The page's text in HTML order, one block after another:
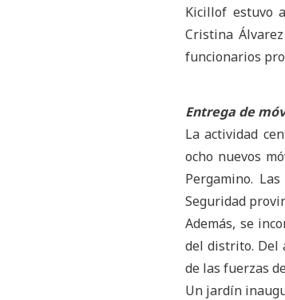
Kicillof estuvo
Cristina
funcionarios
Entrega de
La actividad
ocho nuevos
Pergamino.
Seguridad
Además, se
del distrito. Del
de las fuerzas
Un jardín